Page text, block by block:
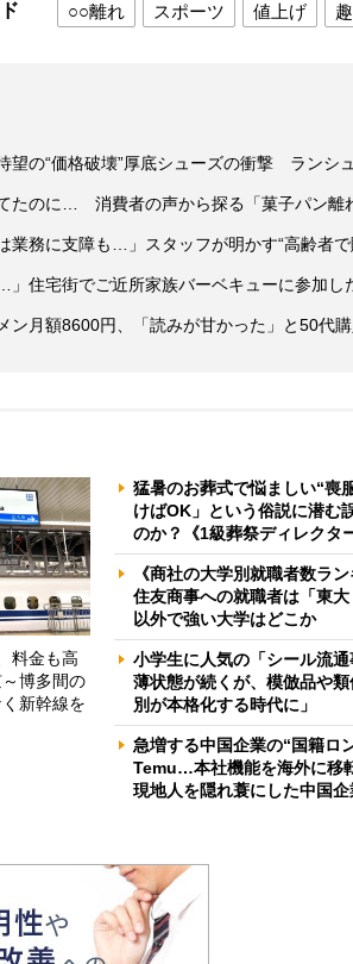
○○離れ スポーツ 値上げ
望の“価格破壊”厚底シューズの衝撃 ランシ
たのに… 消費者の声から探る「菓子パン離
業務に支障も…」スタッフが明かす“高齢者
」住宅街でご近所家族バーベキューに参加し
ン月額8600円、「読みが甘かった」と50代
料金も高
博多間の
新幹線を
猛暑のお葬式で悩ましい“
けばOK」という俗説に潜む
のか？《1級葬祭ディレクタ
《商社の大学別就職者数ラ
住友商事への就職者は「東
以外で強い大学はどこか
小学生に人気の「シール流
薄状態が続くが、模倣品や
別が本格化する時代に」
急増する中国企業の“国籍ロ
Temu…本社機能を海外に移
現地人を隠れ蓑にした中国